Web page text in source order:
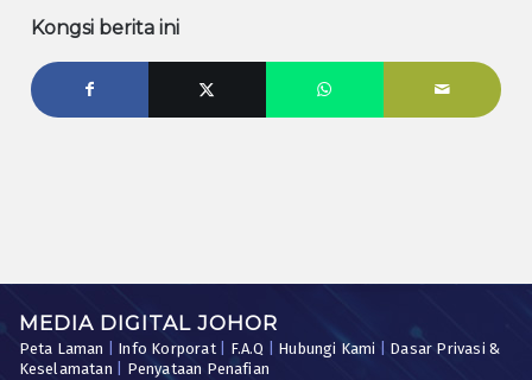
Kongsi berita ini
MEDIA DIGITAL JOHOR
Peta Laman Info Korporat| F.A.Q Hubungi Kami
Dasar Privasi &
Keselamatan
Penyataan Penafian